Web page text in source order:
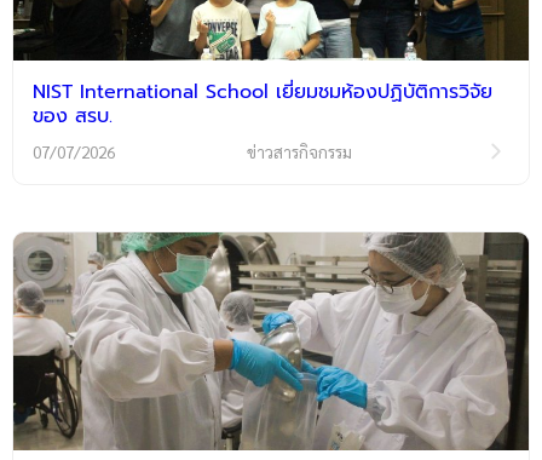
NIST International School เยี่ยมชมห้องปฏิบัติการวิจัย
ของ สรบ.
07/07/2026 ข่าวสารกิจกรรม